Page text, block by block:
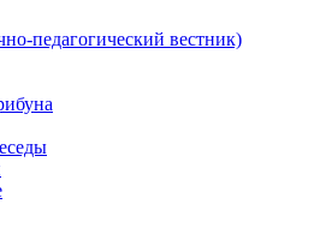
педагогический вестник)